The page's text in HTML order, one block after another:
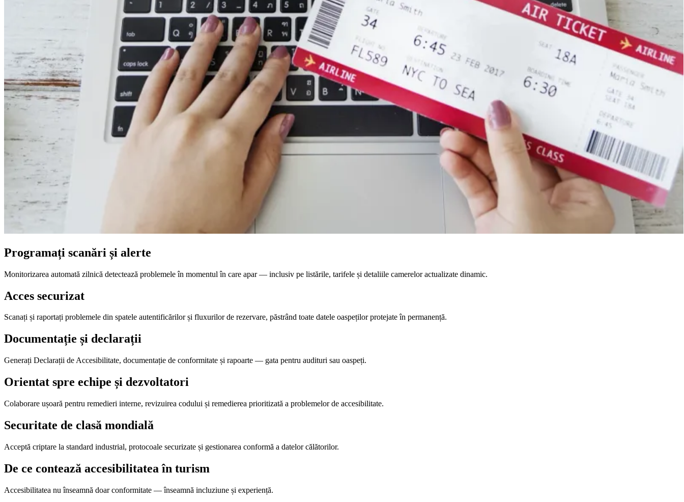
Programați scanări și alerte
Monitorizarea automată zilnică detectează problemele în momentul în care apar — inclusiv pe listările, tarifele și detaliile camerelor actualizate dinamic.
Acces securizat
Scanați și raportați problemele din spatele autentificărilor și fluxurilor de rezervare, păstrând toate datele oaspeților protejate în permanență.
Documentație și declarații
Generați Declarații de Accesibilitate, documentație de conformitate și rapoarte — gata pentru audituri sau oaspeți.
Orientat spre echipe și dezvoltatori
Colaborare ușoară pentru remedieri interne, revizuirea codului și remedierea prioritizată a problemelor de accesibilitate.
Securitate de clasă mondială
Acceptă criptare la standard industrial, protocoale securizate și gestionarea conformă a datelor călătorilor.
De ce contează accesibilitatea în turism
Accesibilitatea nu înseamnă doar conformitate — înseamnă incluziune și experiență.